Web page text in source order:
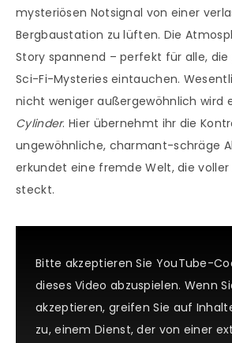
mysteriösen Notsignal von einer
Bergbaustation zu lüften. Die
Story spannend – perfekt für alle,
Sci-Fi-Mysteries eintauchen.
nicht weniger außergewöhnlich wird
Cylinder. Hier übernehmt ihr die
ungewöhnliche, charmant-schräge
erkundet eine fremde Welt, die voller
steckt.
Bitte akzeptieren Sie YouTube-
dieses Video abzuspielen. Wenn
akzeptieren, greifen Sie auf
zu, einem Dienst, der von einer